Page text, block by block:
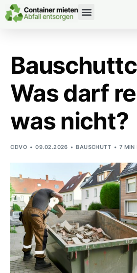
Was darf
was nicht?
CDVO 09.02.2026 BAUSCHUTT 7 MIN